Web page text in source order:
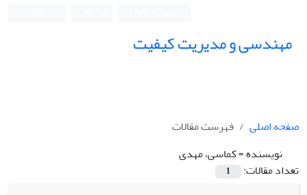
مهندسی و مدیریت کیفیت
صفحه اصلی
فهرست مقالات
نویسنده =کماسی، مهدی
تعداد مقالات:
1